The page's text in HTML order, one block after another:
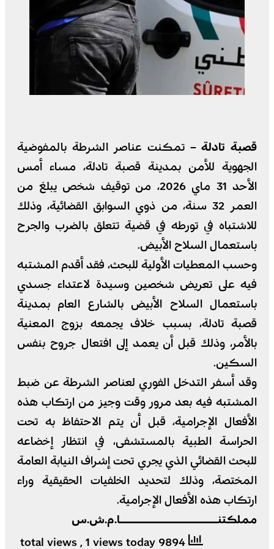
قصبة تادلة – تمكنت عناصر الشرطة بالمفوضية
الجهوية للأمن بمدينة قصبة تادلة، مساء أمس
الأحد 31 ماي 2026، من توقيف شخص يبلغ من
العمر 32 سنة، من ذوي السوابق القضائية، وذلك
للاشتباه في تورطه في قضية تتعلق بالضرب والجرح
باستعمال السلاح الأبيض.
وحسب المعطيات الأولية للبحث، فقد أقدم المشتبه
فيه على تعريض شخصين وسيدة لاعتداء جسدي
باستعمال السلاح الأبيض بالشارع العام بمدينة
قصبة تادلة، بسبب خلاف يجمعه بزوج المعنية
بالأمر، وذلك قبل أن يعمد إلى افتعال جروح بنفس
السكين.
وقد أسفر التدخل الفوري لعناصر الشرطة عن ضبط
المشتبه فيه بعد مرور وقت وجيز من ارتكاب هذه
الأفعال الإجرامية، قبل أن يتم الاحتفاظ به تحت
الحراسة الطبية بالمستشفى، في انتظار إخضاعه
للبحث القضائي الذي يجري تحت إشراف النيابة العامة
المختصة، وذلك لتحديد الخلفيات الحقيقية وراء
ارتكاب هذه الأفعال الإجرامية.
مملكتنــــــــــــــــا.م.ش.س
, 1 views today